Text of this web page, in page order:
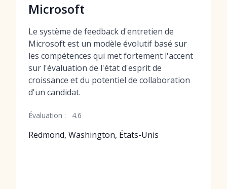
Microsoft
Le système de feedback d'entretien de
Microsoft est un modèle évolutif basé sur
les compétences qui met fortement l'accent
sur l'évaluation de l'état d'esprit de
croissance et du potentiel de collaboration
d'un candidat.
Évaluation : 4.6
Redmond, Washington, États-Unis